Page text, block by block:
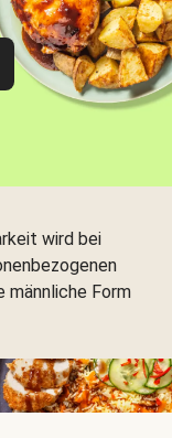
wird bei
männliche Form